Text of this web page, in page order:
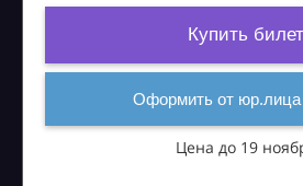
Купить билет
Оформить от юр.лица
Цена до 19